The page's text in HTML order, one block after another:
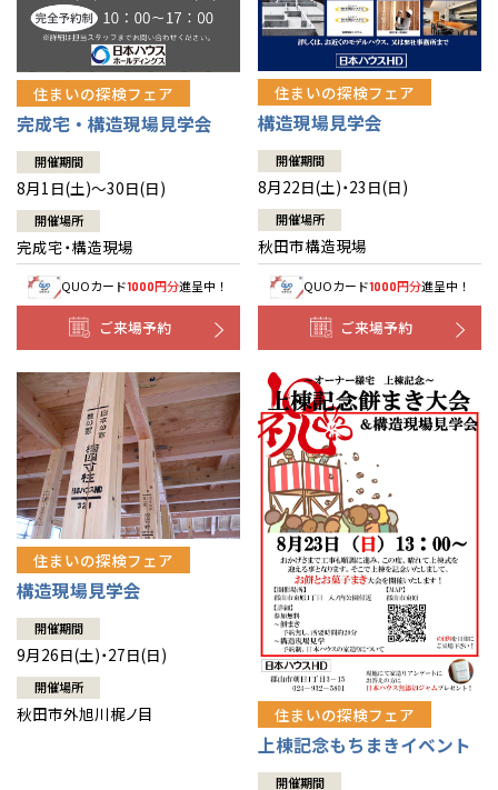
住まいの探検フェア
完成宅・構造現場見学会
開催期間
8月1日(土)～30日(日)
開催場所
完成宅・構造現場
QUOカード1000円分進呈中！
ご来場予約
住まいの探検フェア
構造現場見学会
開催期間
8月22日(土)・23日(日)
開催場所
秋田市構造現場
QUOカード1000円分進呈中！
ご来場予約
住まいの探検フェア
構造現場見学会
開催期間
9月26日(土)・27日(日)
開催場所
秋田市外旭川梶ノ目 住まいの探検フェア
上棟記念もちまきイベント
開催期間
山口
徳島
高知
鹿児島
長崎
沖縄